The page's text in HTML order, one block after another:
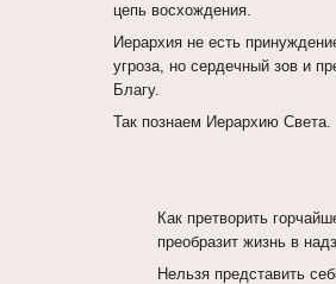
цепь восхождения.
Иерархия не есть
угроза, но сердечный зов и
Благу.
Так познаем Иерархию Света.
Как претворить
преобразит жизнь в
Нельзя представить